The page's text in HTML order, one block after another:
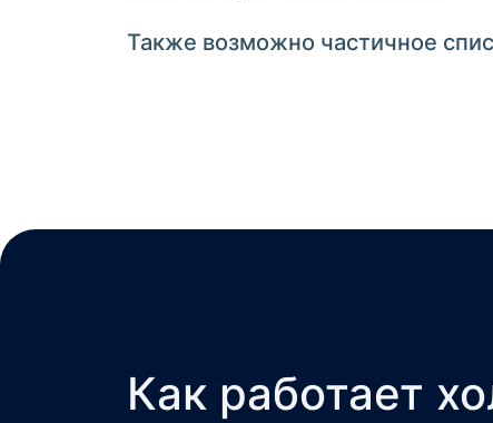
Также возможно частичное
Как работает